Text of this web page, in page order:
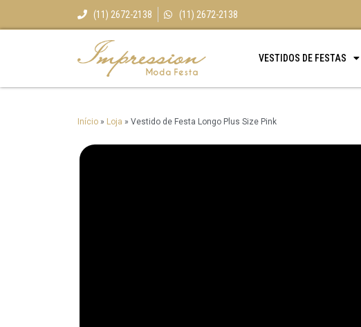
(11) 2672-2138 (11) 2672-2138
VESTIDOS DE FESTAS
Início » Loja » Vestido de Festa Longo Plus Size Pink